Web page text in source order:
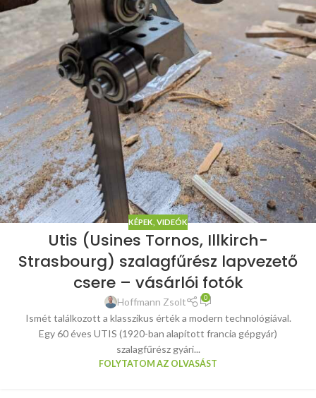
KÉPEK, VIDEÓK
Utis (Usines Tornos, Illkirch-
Strasbourg) szalagfűrész lapvezető
csere – vásárlói fotók
Hoffmann Zsolt 0
Ismét találkozott a klasszikus érték a modern technológiával.
Egy 60 éves UTIS (1920-ban alapított francia gépgyár)
szalagfűrész gyári...
FOLYTATOM AZ OLVASÁST